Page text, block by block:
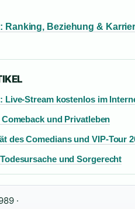
Ranking, Beziehung &
Live-Stream kostenlos im
und Privatleben
des Comedians und VIP-Tour
und Sorgerecht
·